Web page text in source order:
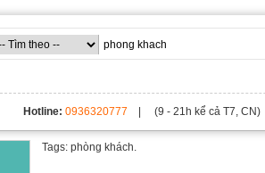
Hotline: 0936320777 | (9 - 21h kể cả T7, CN)
Tags: phòng khách.